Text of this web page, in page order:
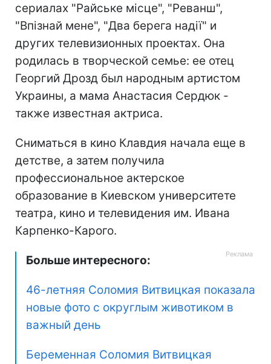
сериалах "Райське місце", "Реванш",
"Впізнай мене", "Два берега надії" и
других телевизионных проектах. Она
родилась в творческой семье: ее отец
Георгий Дрозд был народным артистом
Украины, а мама Анастасия Сердюк -
также известная актриса.
Сниматься в кино Клавдия начала еще в
детстве, а затем получила
профессиональное актерское
образование в Киевском университете
театра, кино и телевидения им. Ивана
Карпенко-Карого.
Больше интересного:
46-летняя Соломия Витвицкая показала
новые фото с округлым животиком в
важный день
Беременная Соломия Витвицкая